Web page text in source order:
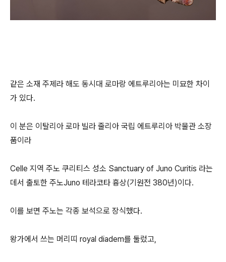
같은 소재 주제라 해도 동시대 로마랑 에트루리아는 미묘한 차이
가 있다.
이 분은 이탈리아 로마 빌라 줄리아 국립 에트루리아 박물관 소장
품이라
Celle 지역 주노 쿠리티스 성소 Sanctuary of Juno Curitis 라는
데서 출토한 주노Juno 테라코타 흉상(기원전 380년)이다.
이를 보면 주노는 각종 보석으로 장식했다.
왕가에서 쓰는 머리띠 royal diadem를 둘렀고,